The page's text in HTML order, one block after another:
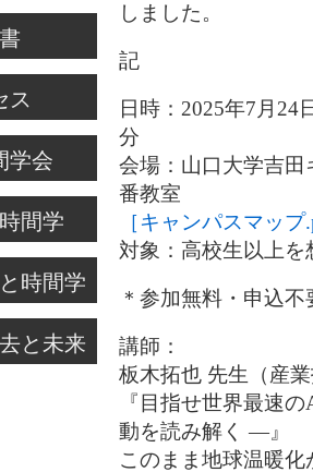
ス
学会
間学
時間学
と未来
しました。
記
日時：2025年7月24
分
会場：山口大学吉田
番教室
［キャンパスマップ
対象：高校生以上
＊参加無料・申込不
講師：
板木拓也 先生（産
『目指せ世界最速
動を読み解く ―』
このまま地球温暖